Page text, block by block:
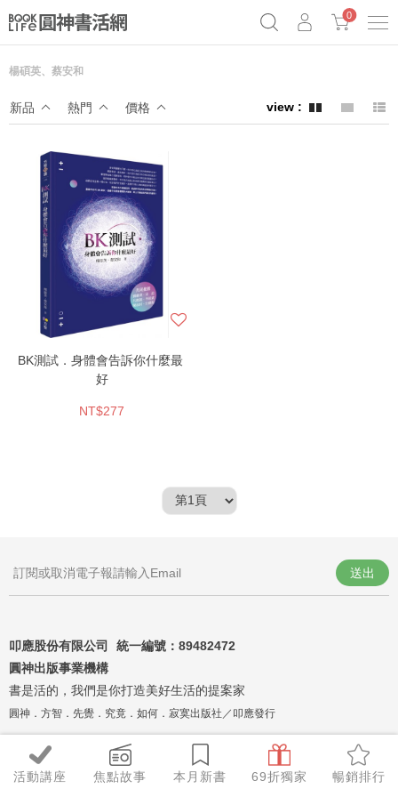
Netflix話題章魚小說！
0
活動講座 焦點故事 本月新書 69折獨家 暢銷排行
楊碩英、蔡安和
新品 熱門 價格
BK測試．身體會告訴你什麼最
好
NT$277
叩應股份有限公司 統一編號： 89482472
圓神出版事業機構
書是活的，我們是你打造美好生活的提案家
圓神．方智．先覺．究竟．如何．寂寞出版社／叩應發行
送出